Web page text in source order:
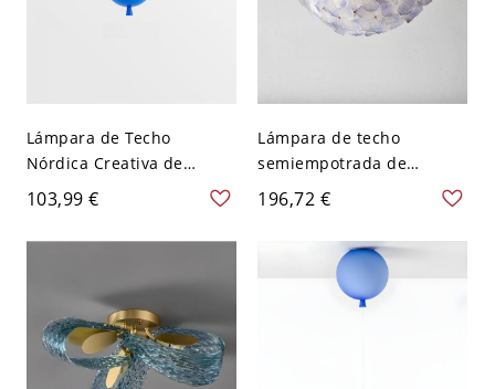
Lámpara de Techo
Nórdica Creativa de
Globo, Lámpara Infantil
con Interruptor de Cuerda
- Azul 110 A 120 V 25,4 cm
103,99 €
Lámpara de techo
semiempotrada de
pétalos románticos
franceses, lámpara de
hierro multicolor y vidrio
artístico para dormitorios
y comedores - 110 A 120 V
196,72 €